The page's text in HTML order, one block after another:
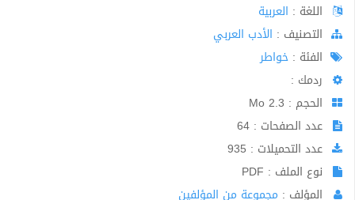
اللغة : العربية
اﻟﺘﺼﻨﻴﻒ : الأدب العربي
الفئة : خواطر
ردمك :
الحجم : 2.3 Mo
عدد الصفحات : 64
عدد التحميلات : 935
نوع الملف : PDF
المؤلف : مجموعة من المؤلفين